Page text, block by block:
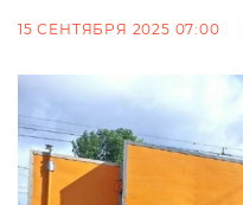
15 СЕНТЯБРЯ 2025 07:00